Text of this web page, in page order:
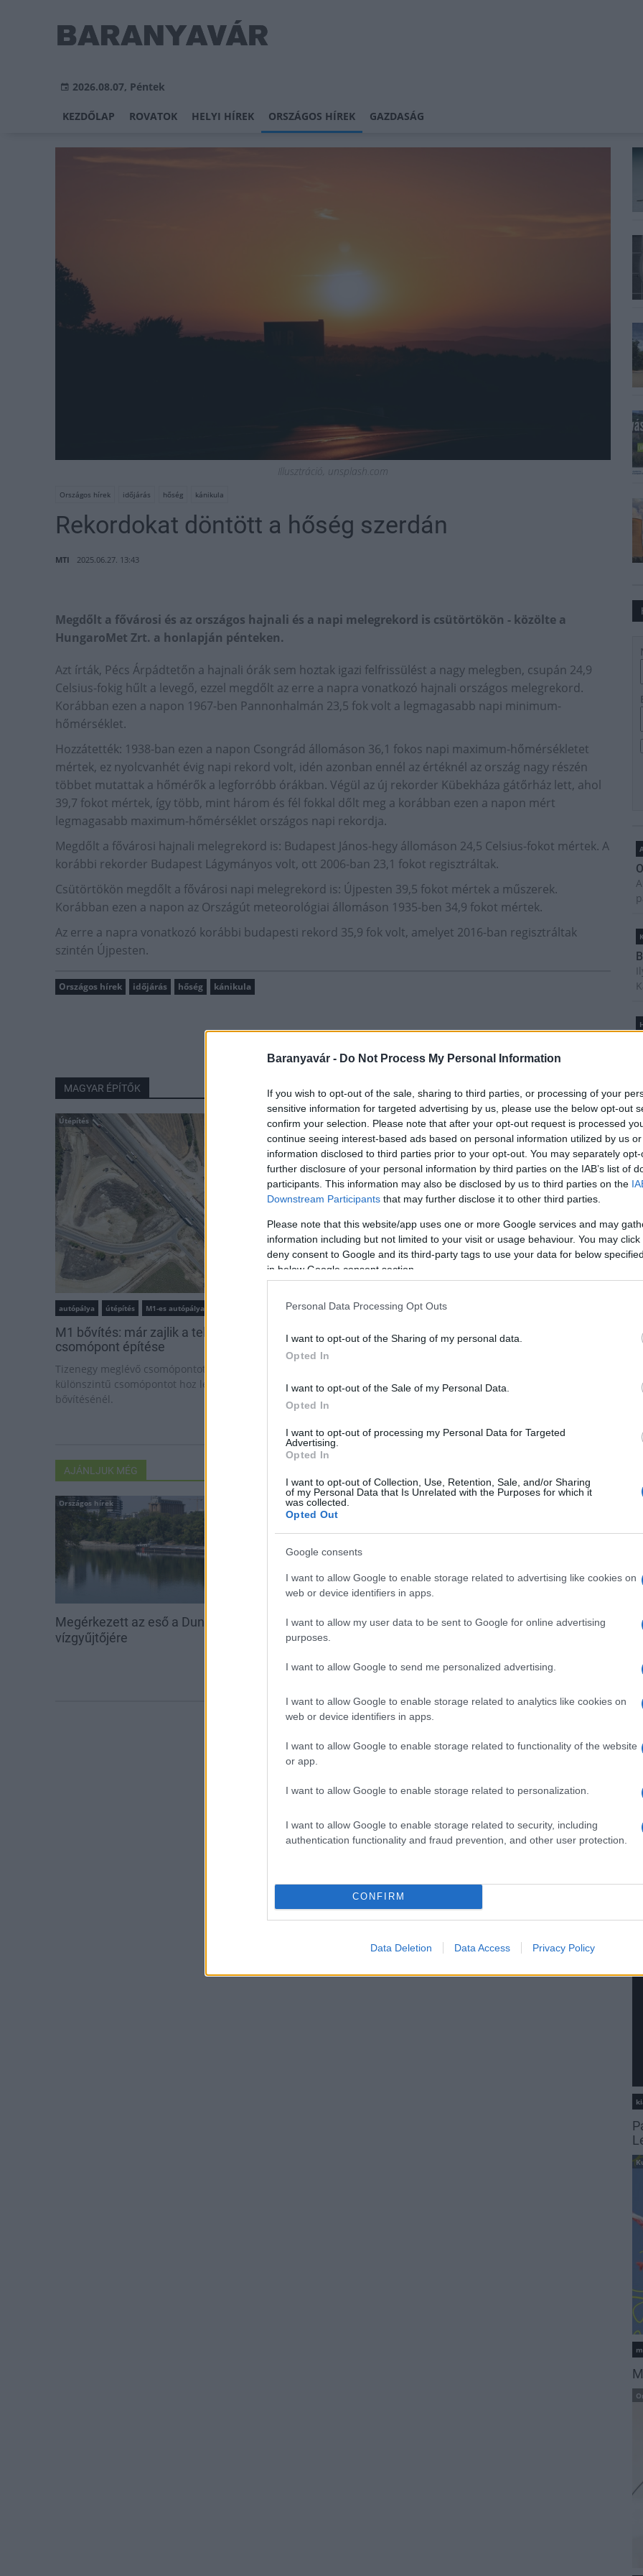
Baranyavár - Do Not Process My Personal Information
If you wish to opt-out of the sale, sharing to third parties, or processing of your
sensitive information for targeted advertising by us, please use the below opt-out
confirm your selection. Please note that after your opt-out request is processed
continue seeing interest-based ads based on personal information utilized by us
information disclosed to third parties prior to your opt-out. You may separately
further disclosure of your personal information by third parties on the IAB’s list of
participants. This information may also be disclosed by us to third parties on the
Downstream Participants that may further disclose it to other third parties.
Please note that this website/app uses one or more Google services and may
information including but not limited to your visit or usage behaviour. You may
deny consent to Google and its third-party tags to use your data for below
in below Google consent section.
Personal Data Processing Opt Outs
I want to opt-out of the Sharing of my personal data.
Opted In
I want to opt-out of the Sale of my Personal Data.
Opted In
I want to opt-out of processing my Personal Data for Targeted
Advertising.
Opted In
I want to opt-out of Collection, Use, Retention, Sale, and/or Sharing
of my Personal Data that Is Unrelated with the Purposes for which it
was collected.
Opted Out
Google consents
I want to allow Google to enable storage related to advertising like cookies on
web or device identifiers in apps.
I want to allow my user data to be sent to Google for online advertising
purposes.
I want to allow Google to send me personalized advertising.
I want to allow Google to enable storage related to analytics like cookies on
web or device identifiers in apps.
I want to allow Google to enable storage related to functionality of the website
or app.
I want to allow Google to enable storage related to personalization.
I want to allow Google to enable storage related to security, including
authentication functionality and fraud prevention, and other user protection.
CONFIRM
Data Deletion Data Access Privacy Policy
2026.08.07, Péntek
KEZDŐLAP ROVATOK HELYI HÍREK ORSZÁGOS HÍREK GAZDASÁG
Illusztráció, unsplash.com
Országos hírek időjárás hőség kánikula
Rekordokat döntött a hőség szerdán
MTI 2025.06.27. 13:43
Megdőlt a fővárosi és az országos hajnali és a napi melegrekord is csütörtökön - közölte a
HungaroMet Zrt. a honlapján pénteken.
Azt írták, Pécs Árpádtetőn a hajnali órák sem hoztak igazi felfrissülést a nagy melegben, csupán 24,9
Celsius-fokig hűlt a levegő, ezzel megdőlt az erre a napra vonatkozó hajnali országos melegrekord.
Korábban ezen a napon 1967-ben Pannonhalmán 23,5 fok volt a legmagasabb napi minimum-
hőmérséklet.
Hozzátették: 1938-ban ezen a napon Csongrád állomáson 36,1 fokos napi maximum-hőmérsékletet
mértek, ez nyolcvanhét évig napi rekord volt, idén azonban ennél az értéknél az ország nagy részén
többet mutattak a hőmérők a legforróbb órákban. Végül az új rekorder Kübekháza gátőrház lett, ahol
39,7 fokot mértek, így több, mint három és fél fokkal dőlt meg a korábban ezen a napon mért
legmagasabb maximum-hőmérséklet országos napi rekordja.
Megdőlt a fővárosi hajnali melegrekord is: Budapest János-hegy állomáson 24,5 Celsius-fokot mértek. A
korábbi rekorder Budapest Lágymányos volt, ott 2006-ban 23,1 fokot regisztráltak.
Csütörtökön megdőlt a fővárosi napi melegrekord is: Újpesten 39,5 fokot mértek a műszerek.
Korábban ezen a napon az Országút meteorológiai állomáson 1935-ben 34,9 fokot mértek.
Az erre a napra vonatkozó korábbi budapesti rekord 35,9 fok volt, amelyet 2016-ban regisztráltak
szintén Újpesten.
Országos hírek időjárás hőség kánikula
MAGYAR ÉPÍTŐK
Útépítés
autópálya útépítés M1-es autópálya
M1 bővítés: már zajlik a teljesen új Bicske Kelet
csomópont építése
Tizenegy meglévő csomópontot korszerűsít és négy új,
különszintű csomópontot hoz létre az MKIF az M1-es
bővítésénél.
Új gyalogosátkelők és jelzőlámpás
csomópont épül Angyalföldön
Másfélszeresére bővítik
református iskoláját
Látványos építési szakasz indult
árnyékában?
AJÁNLJUK MÉG
Országos hírek
Megérkezett az eső a Duna
vízgyűjtőjére
Amire többmillióan vártunk:
szombattól másodfokúra
Kecskeméten is szakirányú